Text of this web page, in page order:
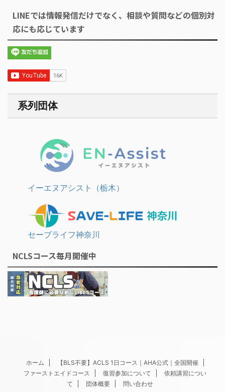
LINEでは情報発信だけでなく、相談や質問などの個別対
応にも応じています
系列団体
イーエヌアシスト（栃木）
セーブライフ神奈川
NCLSコース毎月開催中
ホーム
【BLS不要】ACLS 1日コース｜AHA公式｜全国開催
ファーストエイドコース
復習参加について
依頼講習につい
て
団体概要 問い合わせ